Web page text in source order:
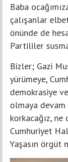
Baba
çalışanlar
önünde de
Partililer
Bizler; Gazi
yürümeye,
demokrasiye
olmaya devam
korkacağız, ne
Cumhuriyet
Yaşasın örgüt